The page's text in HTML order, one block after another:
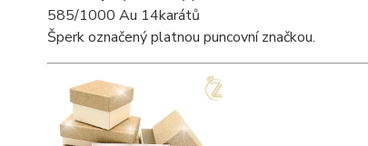
585/1000 Au 14karátů
Šperk označený platnou puncovní značkou.